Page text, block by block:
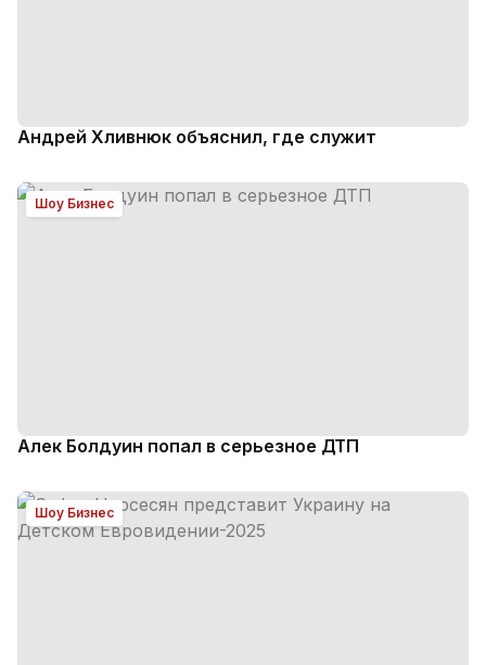
Андрей Хливнюк объяснил, где служит
Шоу Бизнес
Алек Болдуин попал в серьезное ДТП
Шоу Бизнес